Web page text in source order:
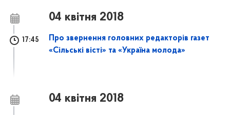
04 квітня 2018
17:45
Про звернення головних редакторів газет
«Сільські вісті» та «Україна молода»
04 квітня 2018